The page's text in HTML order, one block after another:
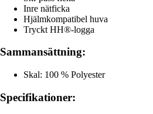
Inre nätficka
Hjälmkompatibel huva
Tryckt HH®-logga
Sammansättning:
Skal: 100 % Polyester
Specifikationer: